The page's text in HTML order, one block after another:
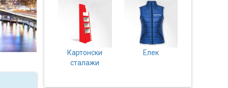
Картонски
сталажи
Елек